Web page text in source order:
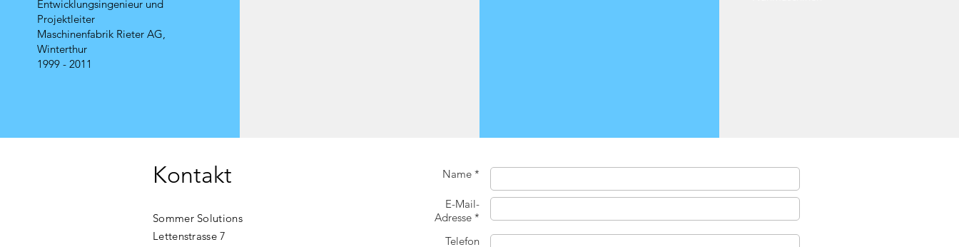
Entwicklungsingenieur und
Projektleiter
Maschinenfabrik Rieter AG,
Winterthur
1999 - 2011
Kontakt
Sommer Solutions
Lettenstrasse 7
Name *
E-Mail-
Adresse *
Telefon